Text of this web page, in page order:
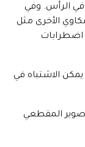
في الرأس. وفي
الأخرى مثل
اضطرابات
الاشتباه في
المقطعي